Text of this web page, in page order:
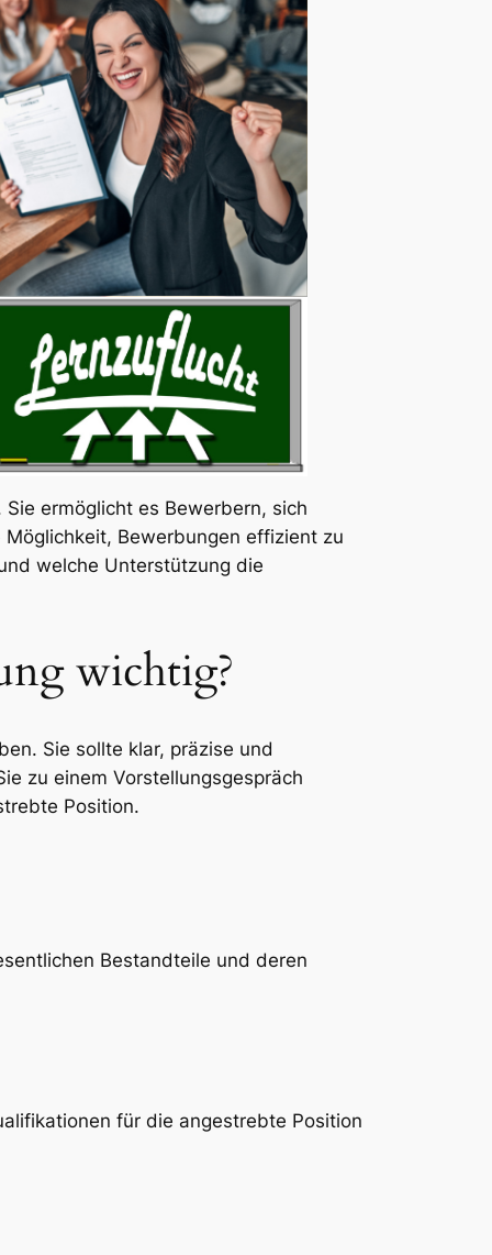
ermöglicht es Bewerbern, sich
Bewerbungen effizient zu
welche Unterstützung die
wichtig?
Sie sollte klar, präzise und
zu einem Vorstellungsgespräch
Position.
Bestandteile und deren
für die angestrebte Position